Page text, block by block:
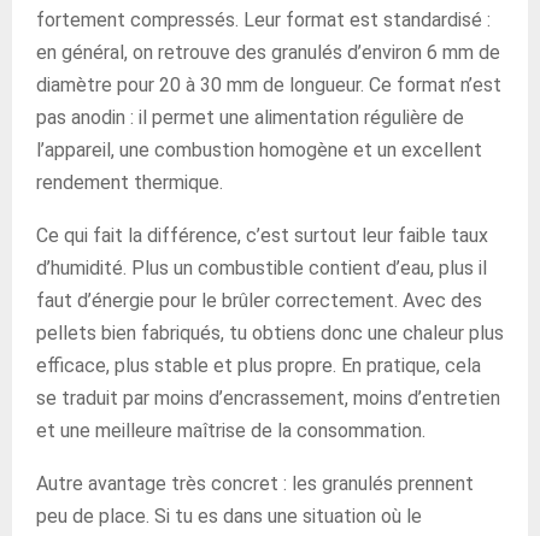
fortement compressés. Leur format est standardisé :
en général, on retrouve des granulés d’environ 6 mm de
diamètre pour 20 à 30 mm de longueur. Ce format n’est
pas anodin : il permet une alimentation régulière de
l’appareil, une combustion homogène et un excellent
rendement thermique.
Ce qui fait la différence, c’est surtout leur faible taux
d’humidité. Plus un combustible contient d’eau, plus il
faut d’énergie pour le brûler correctement. Avec des
pellets bien fabriqués, tu obtiens donc une chaleur plus
efficace, plus stable et plus propre. En pratique, cela
se traduit par moins d’encrassement, moins d’entretien
et une meilleure maîtrise de la consommation.
Autre avantage très concret : les granulés prennent
peu de place. Si tu es dans une situation où le